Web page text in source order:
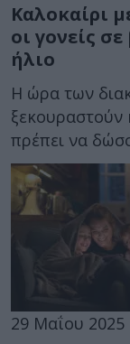
Καλοκαίρι
οι γονείς
ήλιο
Η ώρα των
ξεκουραστούν
πρέπει να
29 Μαΐου 2025